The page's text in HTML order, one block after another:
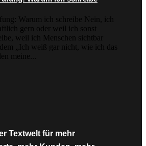
Warum ich schreibe Nein, ich
gern oder weil ich sonst
weil ich Menschen sichtbar
„Ich weiß gar nicht, wie ich das
meine...
Textwelt für mehr